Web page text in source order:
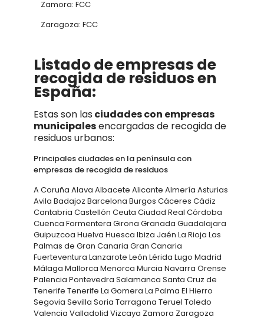
Zamora: FCC
Zaragoza: FCC
Listado de empresas de
recogida de residuos en
España:
Estas son las ciudades con empresas
municipalesencargadas de recogida de
residuos urbanos:
Principales ciudades en la península con
empresas de recogida de residuos
A Coruña Alava Albacete Alicante Almería Asturias
Avila Badajoz Barcelona Burgos Cáceres Cádiz
Cantabria Castellón Ceuta Ciudad Real Córdoba
Cuenca Formentera Girona Granada Guadalajara
Guipuzcoa Huelva Huesca Ibiza Jaén La Rioja Las
Palmas de Gran Canaria Gran Canaria
Fuerteventura Lanzarote León Lérida Lugo Madrid
Málaga Mallorca Menorca Murcia Navarra Orense
Palencia Pontevedra Salamanca Santa Cruz de
Tenerife Tenerife La Gomera La Palma El Hierro
Segovia Sevilla Soria Tarragona Teruel Toledo
Valencia Valladolid Vizcaya Zamora Zaragoza